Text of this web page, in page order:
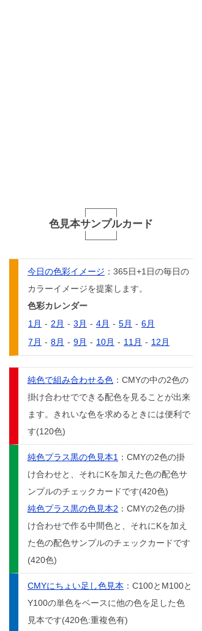
色見本サンプルカード
今日の色彩イメージ ：365日+1日の毎日の
カラーイメージを提案します。
色彩カレンダー
1月 - 2月 - 3月 - 4月 - 5月 - 6月
7月 - 8月 - 9月 - 10月 - 11月 - 12月
純色で組み合わせる色 ：CMYの中の2色の
掛け合わせでできる配色を見ることが出来
ます。きれいな色を求めるときには便利で
す(120色)
純色プラス黒の色見本1 ：CMYの2色の掛
け合わせと、それにKを加えた色の配色サ
ンプルのチェックカードです(420色)
純色プラス黒の色見本2 ：CMYの2色の掛
け合わせで作る中間色と、それにKを加え
た色の配色サンプルのチェックカードです
(420色)
CMYにちょい足し色見本 ：C100とM100と
Y100の単色をベースに他の色を足した色
見本です(420色:重複色有)